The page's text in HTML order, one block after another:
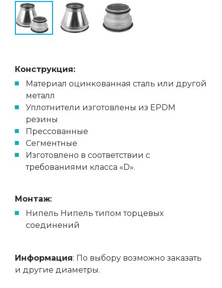
Конструкция:
Материал оцинкованная сталь или другой
металл
Уплотнители изготовлены из EPDM
резины
Прессованныe
Cегментныe
Изготовлено в соответствии с
требованиями класса «D».
Монтаж:
Нипель Нипель типом торцевых
соединений
Информация: По выбору возможно заказать
и другие диаметры.